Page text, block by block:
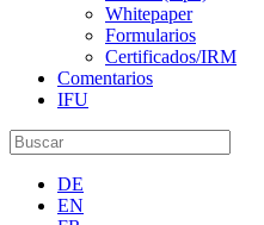
Whitepaper
Formularios
Certificados/IRM
Comentarios
IFU
DE
EN